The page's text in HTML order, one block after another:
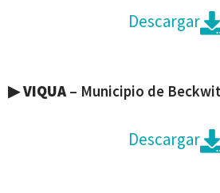
Descargar
▶VIQUA – Municipio de
Descargar